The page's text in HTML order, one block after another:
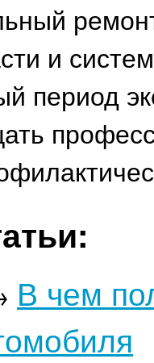
и
период
В чем